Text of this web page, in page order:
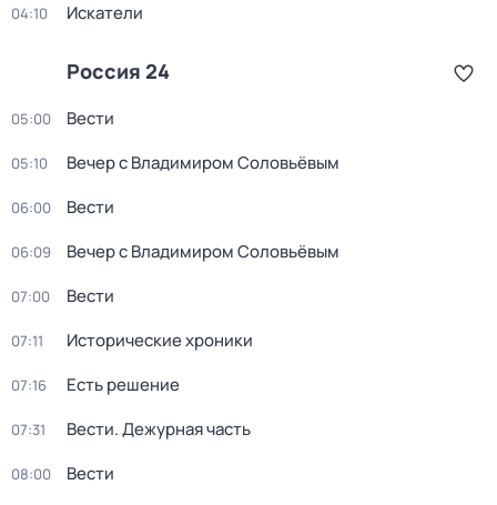
04:10 Искатели
Россия 24
05:00 Вести
05:10 Вечер с Владимиром Соловьёвым
06:00 Вести
06:09 Вечер с Владимиром Соловьёвым
07:00 Вести
07:11 Исторические хроники
07:16 Есть решение
07:31 Вести. Дежурная часть
08:00 Вести